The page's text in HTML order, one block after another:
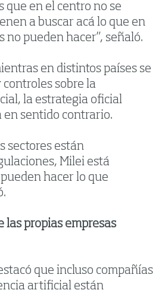
que en el centro no se
a buscar acá lo que en
no pueden hacer”, señaló.
en distintos países se
sobre la
la estrategia oficial
sentido contrario.
sectores están
Milei está
hacer lo que
las propias empresas
que incluso compañías
artificial están